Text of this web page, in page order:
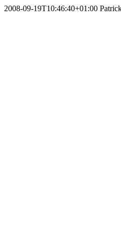
2008-09-19T10:46:40+01:00